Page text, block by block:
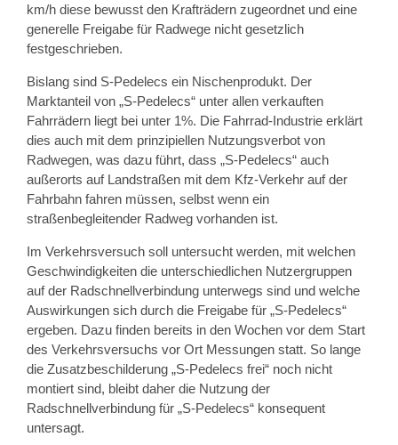
km/h diese bewusst den Krafträdern zugeordnet und eine
generelle Freigabe für Radwege nicht gesetzlich
festgeschrieben.
Bislang sind S-Pedelecs ein Nischenprodukt. Der
Marktanteil von „S-Pedelecs“ unter allen verkauften
Fahrrädern liegt bei unter 1%. Die Fahrrad-Industrie erklärt
dies auch mit dem prinzipiellen Nutzungsverbot von
Radwegen, was dazu führt, dass „S-Pedelecs“ auch
außerorts auf Landstraßen mit dem Kfz-Verkehr auf der
Fahrbahn fahren müssen, selbst wenn ein
straßenbegleitender Radweg vorhanden ist.
Im Verkehrsversuch soll untersucht werden, mit welchen
Geschwindigkeiten die unterschiedlichen Nutzergruppen
auf der Radschnellverbindung unterwegs sind und welche
Auswirkungen sich durch die Freigabe für „S-Pedelecs“
ergeben. Dazu finden bereits in den Wochen vor dem Start
des Verkehrsversuchs vor Ort Messungen statt. So lange
die Zusatzbeschilderung „S-Pedelecs frei“ noch nicht
montiert sind, bleibt daher die Nutzung der
Radschnellverbindung für „S-Pedelecs“ konsequent
untersagt.